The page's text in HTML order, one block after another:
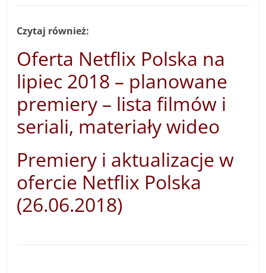
Czytaj również:
Oferta Netflix Polska na
lipiec 2018 – planowane
premiery – lista filmów i
seriali, materiały wideo
Premiery i aktualizacje w
ofercie Netflix Polska
(26.06.2018)